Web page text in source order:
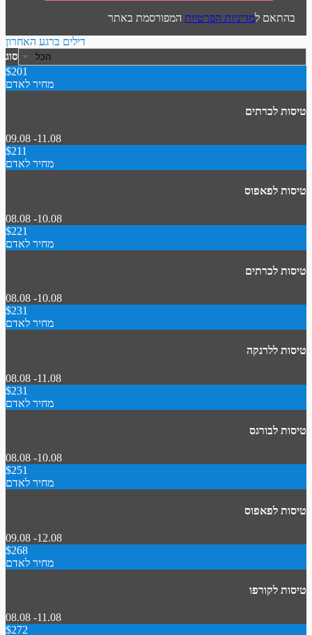
בהתאם למדיניות הפרטיות המפורסמת באתר
דילים ברגע האחרון
סוג
$201
מחיר לאדם
טיסות לכרתים
09.08 -11.08
$211
מחיר לאדם
טיסות לפאפוס
08.08 -10.08
$221
מחיר לאדם
טיסות לכרתים
08.08 -10.08
$231
מחיר לאדם
טיסות ללרנקה
08.08 -11.08
$231
מחיר לאדם
טיסות לבורגס
08.08 -10.08
$251
מחיר לאדם
טיסות לפאפוס
09.08 -12.08
$268
מחיר לאדם
טיסות לקורפו
08.08 -11.08
$272